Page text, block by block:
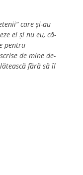
care și-au
ei și nu eu, că-
pentru
de mine de-
fără să îl